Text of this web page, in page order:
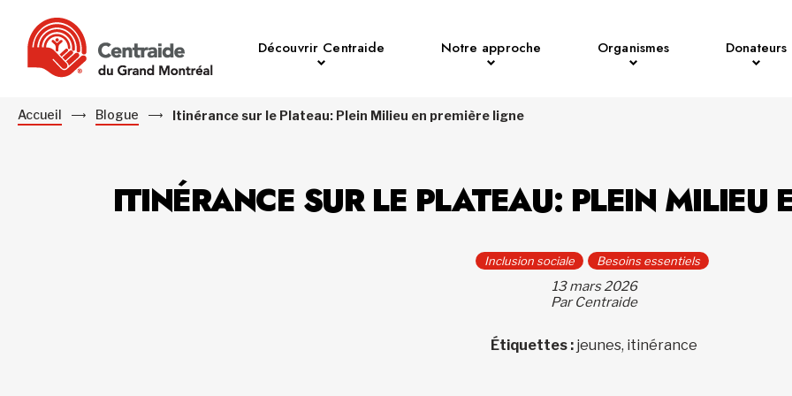
Découvrir Centraide Notre approche Organismes Donateurs
Accueil Blogue Itinérance sur le Plateau: Plein Milieu en première ligne
ITINÉRANCE SUR LE PLATEAU: PLEIN MILIEU
Inclusion sociale Besoins essentiels
13 mars 2026
Par Centraide
Étiquettes : jeunes, itinérance